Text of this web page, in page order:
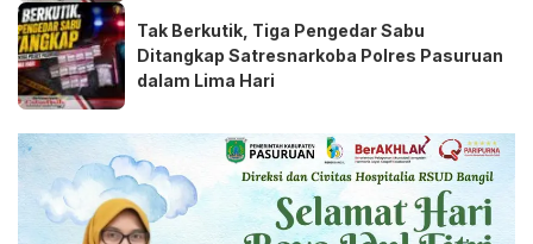
Tak Berkutik, Tiga Pengedar Sabu
Ditangkap Satresnarkoba Polres Pasuruan
dalam Lima Hari